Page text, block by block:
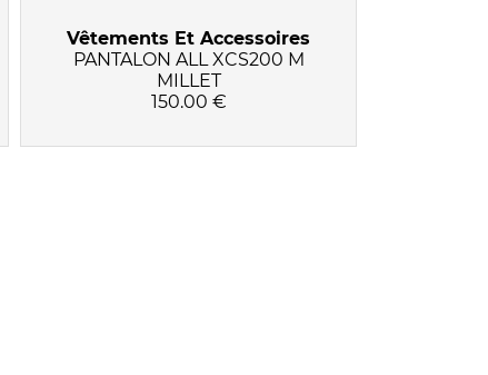
Vêtements Et Accessoires
PANTALON ALL XCS200 M
MILLET
150.00 €